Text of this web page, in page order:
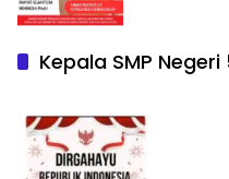
Kepala SMP